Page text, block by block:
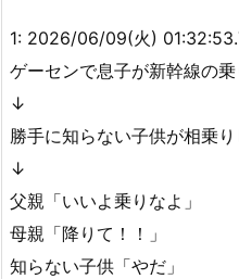
E PIECE」で一番好...
当時の少年はみんな夢中になった
シャンクス「楽しかったぜぇ！ルフ
サー・クロコダイルとかいう海賊
【初日：1銘柄】5/31(火) 増担解除予
1: 2026/06/09(火)
ゲーセンで息子が新幹線の
↓
勝手に知らない子供が相乗
↓
父親「いいよ乗りなよ」
母親「降りて！！」
知らない子供「やだ」